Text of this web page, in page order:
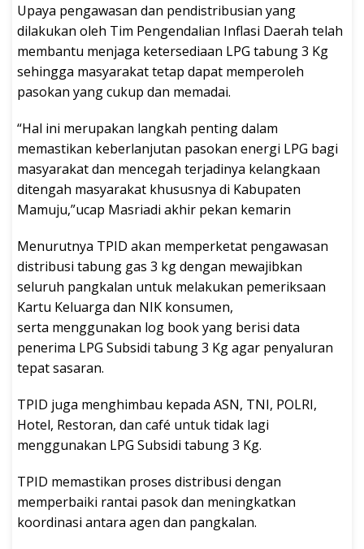
Upaya pengawasan dan pendistribusian yang
dilakukan oleh Tim Pengendalian Inflasi Daerah telah
membantu menjaga ketersediaan LPG tabung 3 Kg
sehingga masyarakat tetap dapat memperoleh
pasokan yang cukup dan memadai.
“Hal ini merupakan langkah penting dalam
memastikan keberlanjutan pasokan energi LPG bagi
masyarakat dan mencegah terjadinya kelangkaan
ditengah masyarakat khususnya di Kabupaten
Mamuju,”ucap Masriadi akhir pekan kemarin
Menurutnya TPID akan memperketat pengawasan
distribusi tabung gas 3 kg dengan mewajibkan
seluruh pangkalan untuk melakukan pemeriksaan
Kartu Keluarga dan NIK konsumen,
serta menggunakan log book yang berisi data
penerima LPG Subsidi tabung 3 Kg agar penyaluran
tepat sasaran.
TPID juga menghimbau kepada ASN, TNI, POLRI,
Hotel, Restoran, dan café untuk tidak lagi
menggunakan LPG Subsidi tabung 3 Kg.
TPID memastikan proses distribusi dengan
memperbaiki rantai pasok dan meningkatkan
koordinasi antara agen dan pangkalan.